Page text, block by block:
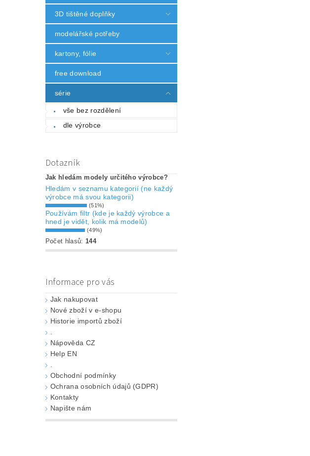
3D tištěné doplňky
modelářské potřeby
kartony, fólie
free download
série
vše bez rozdělení
dle výrobce
Dotazník
Jak hledám modely určitého výrobce?
Hledám v seznamu kategorií (ne každý
výrobce má svou kategorii)
(51%)
Používám filtr (kde je každý výrobce a
hned je vidět, kolik má modelů)
(49%)
Počet hlasů: 144
Informace pro vás
Jak nakupovat
Nové zboží v e-shopu
Historie importů zboží
Nápověda CZ
Help EN
Obchodní podmínky
Ochrana osobních údajů (GDPR)
Kontakty
Napište nám